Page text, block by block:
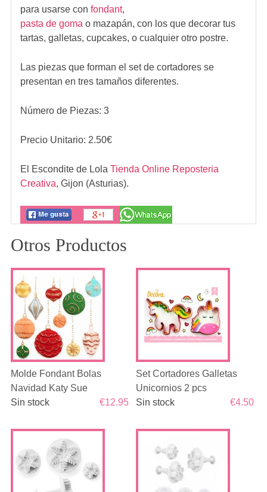
para usarse con fondant,
pasta de goma o mazapán, con los que decorar tus
tartas, galletas, cupcakes, o cualquier otro postre.
Las piezas que forman el set de cortadores se
presentan en tres tamaños diferentes.
Número de Piezas: 3
Precio Unitario: 2.50€
El Escondite de Lola Tienda Online Reposteria
Creativa, Gijon (Asturias).
Otros Productos
Molde Fondant Bolas
Navidad Katy Sue
€12.95
Sin stock
Set Cortadores Galletas
Unicornios 2 pcs
€4.50
Sin stock